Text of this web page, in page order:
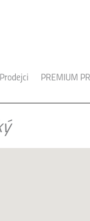
Prodejci PREMIUM